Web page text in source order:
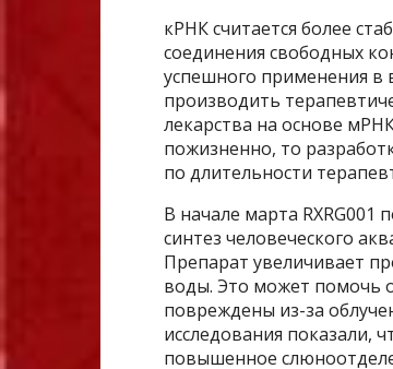
кРНК считается более
соединения свободных
успешного применения в
производить
лекарства на основе
пожизненно, то
по длительности
В начале марта RXRG001
синтез человеческого
Препарат увеличивает
воды. Это может помочь
повреждены из-за
исследования показали,
повышенное